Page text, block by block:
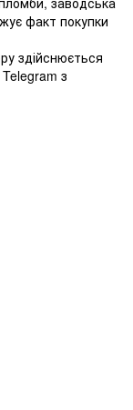
факт покупки
здійснюється
з